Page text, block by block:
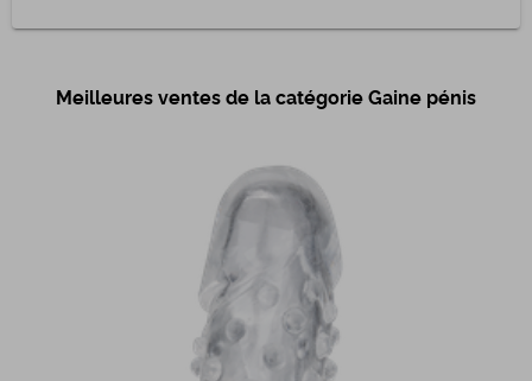
Meilleures ventes de la catégorie Gaine pénis